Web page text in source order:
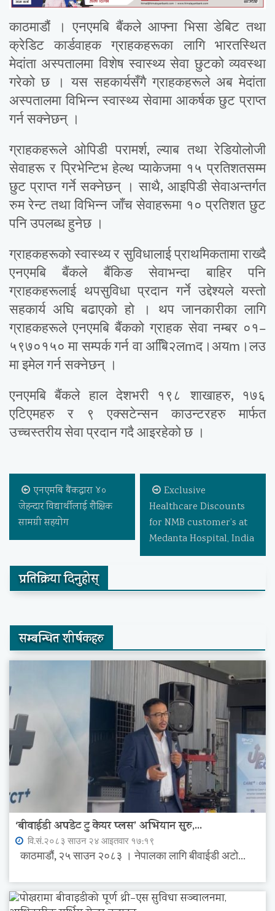
काठमाडौं । एनएमबि बैंकले आफ्ना भिसा डेबिट तथा
क्रेडिट कार्डवाहक ग्राहकहरूका लागि भारतस्थित
मेदांता अस्पतालमा विशेष स्वास्थ्य सेवा छुटको व्यवस्था
गरेको छ । यस सहकार्यसँगै ग्राहकहरूले अब मेदांता
अस्पतालमा विभिन्न स्वास्थ्य सेवामा आकर्षक छुट प्राप्त
गर्न सक्नेछन् ।
ग्राहकहरूले ओपिडी परामर्श, ल्याब तथा रेडियोलोजी
सेवाहरू र प्रिभेन्टिभ हेल्थ प्याकेजमा १५ प्रतिशतसम्म
छुट प्राप्त गर्ने सक्नेछन् । साथै, आइपिडी सेवाअन्तर्गत
रुम रेन्ट तथा विभिन्न जाँच सेवाहरूमा १० प्रतिशत छुट
पनि उपलब्ध हुनेछ ।
ग्राहकहरूको स्वास्थ्य र सुविधालाई प्राथमिकतामा राख्दै
एनएमबि बैंकले बैंकिङ सेवाभन्दा बाहिर पनि
ग्राहकहरूलाई थपसुविधा प्रदान गर्ने उद्देश्यले यस्तो
सहकार्य अघि बढाएको हो । थप जानकारीका लागि
ग्राहकहरूले एनएमबि बैंकको ग्राहक सेवा नम्बर ०१–
५९७०१५० मा सम्पर्क गर्न वा अबिि२लmद।अयm।लउ
मा इमेल गर्न सक्नेछन् ।
एनएमबि बैंकले हाल देशभरी १९८ शाखाहरु, १७६
एटिएमहरु र ९ एक्सटेन्सन काउन्टरहरु मार्फत
उच्चस्तरीय सेवा प्रदान गदै आइरहेको छ ।
एनएमबि बैंकद्वारा ४०
जेहन्दार विद्यार्थीलाई शैक्षिक
सामग्री सहयोग
Exclusive
Healthcare Discounts
for NMB customer’s at
Medanta Hospital, India
प्रतिक्रिया दिनुहोस्
सम्बन्धित शीर्षकहरु
‘बीवाईडी अपडेट टु केयर प्लस’ अभियान सुरु,...
वि.सं.२०८३ साउन २४ आइतवार १७:१९
काठमाडौं, २५ साउन २०८३ । नेपालका लागि बीवाईडी अटो...